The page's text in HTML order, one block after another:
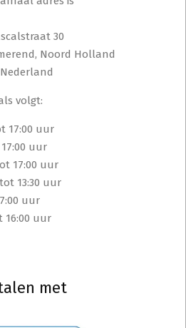
30
Noord Holland
Nederland
volgt:
17:00 uur
uur
17:00 uur
13:30 uur
uur
16:00 uur
met